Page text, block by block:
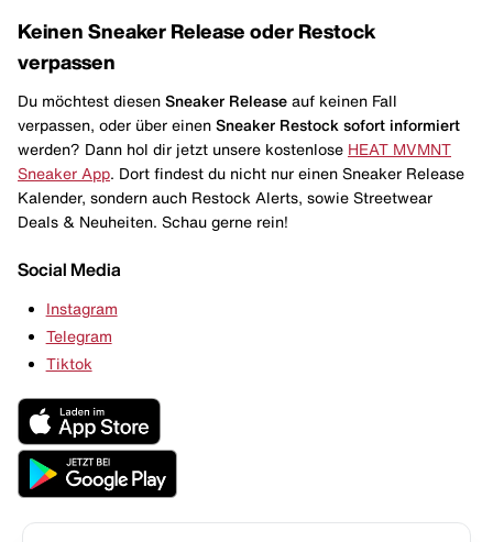
Keinen Sneaker Release oder Restock
verpassen
Du möchtest diesen Sneaker Release auf keinen Fall
verpassen, oder über einen Sneaker Restock sofort informiert
werden? Dann hol dir jetzt unsere kostenlose HEAT MVMNT
Sneaker App. Dort findest du nicht nur einen Sneaker Release
Kalender, sondern auch Restock Alerts, sowie Streetwear
Deals & Neuheiten. Schau gerne rein!
Social Media
Instagram
Telegram
Tiktok